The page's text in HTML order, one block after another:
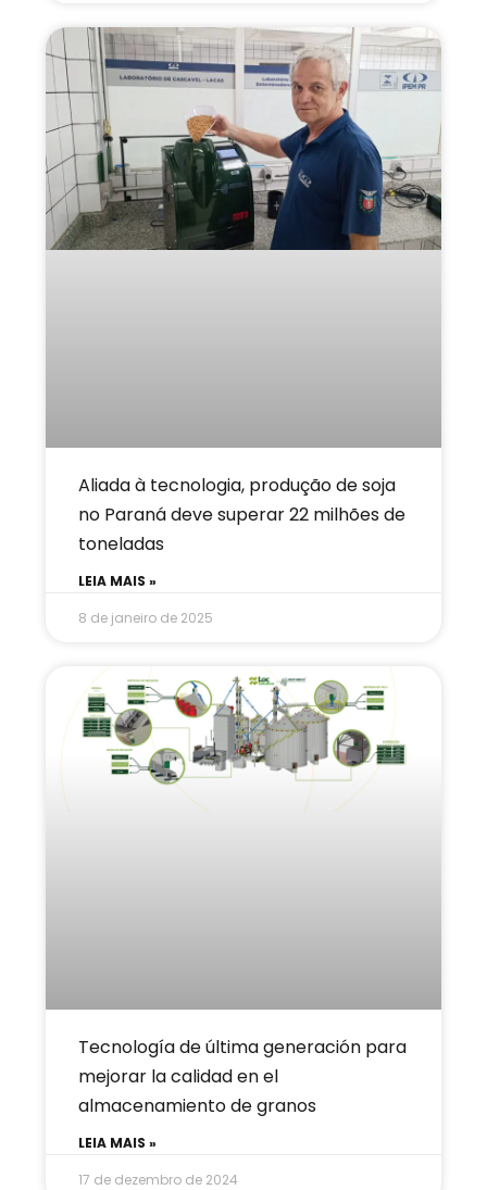
Aliada à tecnologia, produção de soja
no Paraná deve superar 22 milhões de
toneladas
LEIA MAIS »
8 de janeiro de 2025
Tecnología de última generación para
mejorar la calidad en el
almacenamiento de granos
LEIA MAIS »
17 de dezembro de 2024